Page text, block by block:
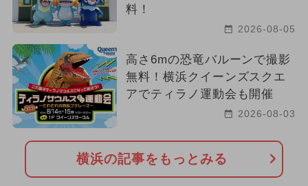
料！
2026-08-05
高さ6mの恐竜バルーンで撮影
無料！横浜クイーンズスクエ
アでティラノ運動会も開催
2026-08-03
横浜の記事をもっとみる